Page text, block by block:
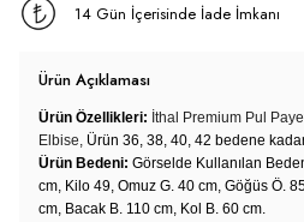
14 Gün İçerisinde İade İmkanı
Ürün Açıklaması
Ürün Özellikleri: İthal Premium Pul
Elbise, Ürün 36, 38, 40, 42 bedene
Ürün Bedeni: Görselde Kullanılan
cm, Kilo 49, Omuz G. 40 cm, Göğüs Ö.
cm, Bacak B. 110 cm, Kol B. 60 cm.